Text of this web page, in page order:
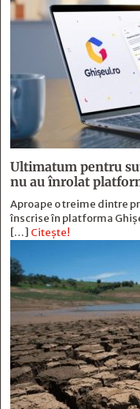
Ultimatum pentru
nu au înrolat
Aproape o treime dintre
înscrise în platforma
[…] Citește!